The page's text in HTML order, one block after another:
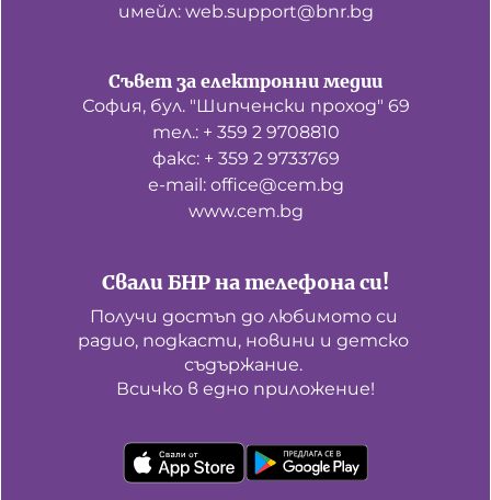
имейл: web.support@bnr.bg
Свали БНР на телефона си!
Получи достъп до любимото си
радио, подкасти, новини и детско
съдържание.
Всичко в едно приложение!
Съвет за електронни медии
София, бул. "Шипченски проход" 69
тел.: + 359 2 9708810
факс: + 359 2 9733769
е-mail: office@cem.bg
www.cem.bg